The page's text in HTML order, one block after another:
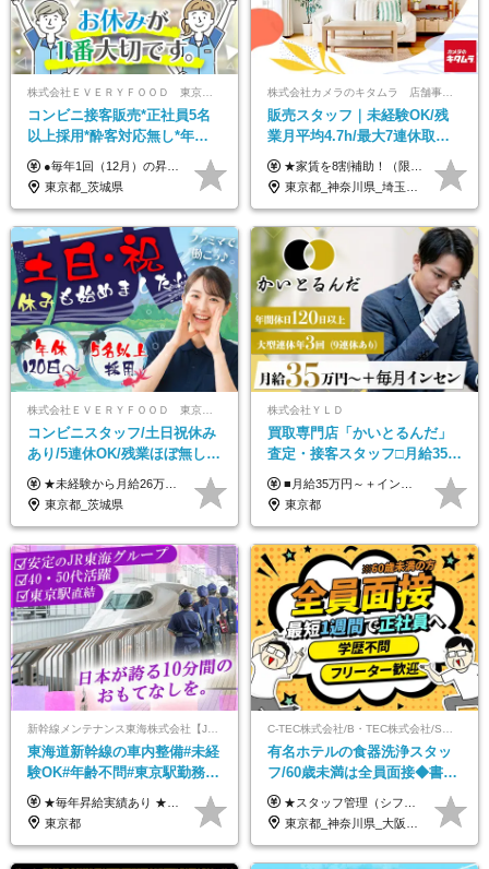
株式会社ＥＶＥＲＹＦＯＯＤ 東京本社
コンビニ接客販売*正社員5名
以上採用*酔客対応無し*年休
120日～*創業59年の安定基盤*
コンビニ経験者優遇
●毎年1回（12月）の昇給で給与にしっかり反映！ ●賞与年2回あり（6月・12月） 月給26万円＋賞与年2回＋交通費全額支給 役職の有無にかかわらず、日々の頑張りは正当に評価します！ リーダー・店長昇格後は等級に合わせて給与UP＋役職手当があるので、 納得感を持って働くことができます◎ ※経験・スキルを考慮の上、決定します ※上記金額には固定残業代（21時間分・3万7300円以上）を含みます。超過分は別途全額支給します ※試用期間3ヶ月間あり（期間中の給与・待遇に差異はありません）
東京都_茨城県
販売スタッフ｜未経験OK/残
業月平均4.7h/最大7連休取得
可/全国募集/家賃8割を会社が
負担/賞与年2回
★家賃を8割補助！（限度額は地域により異なる） ※転勤による引っ越しが発生する場合 ＝＝＝＝＝＝＝＝＝＝＝＝＝＝＝＝＝＝＝＝＝＝＝ 例えば、家賃7.5万円なら6万円は会社で負担。 あなたが支払うのは、たったの1.5万円です！ 年間では自己負担額が約72万ほどお得になります！ ＝＝＝＝＝＝＝＝＝＝＝＝＝＝＝＝＝＝＝＝＝＝＝ 月給22万8,700円～26万3,100円＋賞与年2回（初回の支給は当社規定による）＋残業手当 ＜実際の給与例＞ *24歳:月給23万4,700円＋賞与年2回（初回の支給は当社規定による）＋残業手当＋諸手当 ※上記はあくまで参考月給です。ご経歴・年齢を考慮し、当社規定により決定します ※評価により昇給あり ※残業代は別途支給あり ※試用期間2ヶ月あり（期間中の給与・待遇に差異はありません） 【実在する社員の年収モデル】 年収530万円（30歳） 年収820万円（40歳） 【入社時の想定年収】 330万円～900万円
東京都_神奈川県_埼玉県_千葉県_大阪府_愛知県_北海道_青森県_宮城県_秋田県_山形県_茨城県_群馬県_新潟県_長野県_富山県_静岡県_三重県_兵庫県_京都府_広島県_岡山県_鳥取県_山口県_徳島県_香川県_愛媛県_福岡県_熊本県_佐賀県_長崎県_大分県_宮崎県_鹿児島県
株式会社ＥＶＥＲＹＦＯＯＤ 東京本社
コンビニスタッフ/土日祝休み
あり/5連休OK/残業ほぼ無し/
賞与年2回/トイレ掃除・夜勤
無し/面接1回
★未経験から月給26万円スタート！ ★毎年1回（12月）の昇給＋賞与（年2回）で給与にしっかり反映！ 月給26万円＋賞与年2回＋交通費全額支給 ※リーダー・店長昇格後は基本給2万円UP＋役職手当支給 ※経験・スキルを考慮の上、決定します ※上記金額には固定残業代（21時間分・3万7300円以上）を含みます。超過分は別途全額支給します ※試用期間3ヶ月間あり（期間中の給与・待遇に差異はありません）
東京都_茨城県
株式会社ＹＬＤ
買取専⾨店「かいとるんだ」
査定・接客スタッフ□⽉給35万
円以上＋毎⽉インセン□年休
120日以上□土日休み
■月給35万円～＋インセンティブ＋各種手当 ※固定残業代（月45時間分87,600円～）を含む。超過した場合は別途残業代を支給いたします ※経験・年齢などを考慮の上、決定します ※試用期間3ヶ月あり（待遇に変動なし）
東京都
新幹線メンテナンス東海株式会社【JR東海グループ】
東海道新幹線の車内整備#未経
験OK#年齢不問#東京駅勤務
#59歳まで正社員登用可＆登用
実績多数！
★毎年昇給実績あり ★入社3年で430万円も可(正社員登用された場合) ■入社時月収例：25万2840円(1万2040円×21日)＋賞与支給実績有（年2回・2025年度） 日給1万2040円 ※別途「超過勤務手当、祝繁手当、特殊手当」の支給有 ※試用期間中（2ヶ月）の待遇・雇用形態に差異はございません
東京都
有名ホテルの食器洗浄スタッ
フ/60歳未満は全員面接◆書類
選考なし◆ブランクOK◆月25
万～ ◆40～50代活躍
★スタッフ管理（シフト調整など）の経験があれば【月給28万円以上】 ★賞与支給実績：基本給の2ヶ月分～3ヶ月分 ＝＝ライフスタイルに合わせて働き方を選べます＝＝ ■正社員 ＜未経験者＞月給25万円～35万円＋賞与年2回 ＜経験者＞月給28万円～35万円＋賞与年2回 ※経験やスキルに応じて決定します ※残業代全額支給 ※試用期間（3ヶ月間）中の雇用形態や待遇に差異はありません ※正社員の場合、転勤の可能性あり ■契約社員 月給22万円～＋残業代全額支給 ※契約社員の場合、賞与の支給および転勤の可能性はありません ※勤務時間や勤務日数の希望があればご相談に応じます ※試用期間なし ※契約の更新 有(勤務状況により判断する) 更新上限 有(通算契約期間の上限 1年/更新回数の上限 なし)
東京都_神奈川県_大阪府_愛知県_北海道_京都府_福岡県_沖縄県